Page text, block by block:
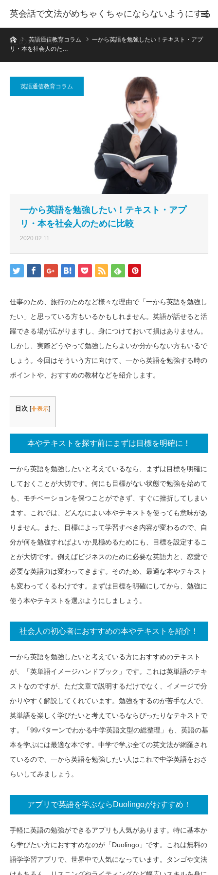
英会話で文法がめちゃくちゃにならないようにする
ためのブログ
ホーム英語通信教育コラム
一から英語を勉強したい！テキスト・アプ
リ・本を社会人のた…
英語通信教育コラム
一から英語を勉強したい！テキスト・アプ
リ・本を社会人のために比較
2020.02.11
仕事のため、旅行のためなど様々な理由で「一から英語を勉強し
たい」と思っている方もいるかもしれません。英語が話せると活
躍できる場が広がりますし、身につけておいて損はありません。
しかし、実際どうやって勉強したらよいか分からない方もいるで
しょう。今回はそういう方に向けて、一から英語を勉強する時の
ポイントや、おすすめの教材などを紹介します。
目次 [非表示]
本やテキストを探す前にまずは目標を明確に！
一から英語を勉強したいと考えているなら、まずは目標を明確に
しておくことが大切です。何にも目標がない状態で勉強を始めて
も、モチベーションを保つことができず、すぐに挫折してしまい
ます。これでは、どんなによい本やテキストを使っても意味があ
りません。また、目標によって学習すべき内容が変わるので、自
分が何を勉強すればよいか見極めるためにも、目標を設定するこ
とが大切です。例えばビジネスのために必要な英語力と、恋愛で
必要な英語力は変わってきます。そのため、最適な本やテキスト
も変わってくるわけです。まずは目標を明確にしてから、勉強に
使う本やテキストを選ぶようにしましょう。
社会人の初心者におすすめの本やテキストを紹介！
一から英語を勉強したいと考えている方におすすめのテキスト
が、「英単語イメージハンドブック」です。これは英単語のテキ
ストなのですが、ただ文章で説明するだけでなく、イメージで分
かりやすく解説してくれています。勉強をするのが苦手な人で、
英単語を楽しく学びたいと考えているならぴったりなテキストで
す。「99パターンでわかる中学英語文型の総整理」も、英語の基
本を学ぶには最適な本です。中学で学ぶ全ての英文法が網羅され
ているので、一から英語を勉強したい人はこれで中学英語をおさ
らいしてみましょう。
アプリで英語を学ぶならDuolingoがおすすめ！
手軽に英語の勉強ができるアプリも人気があります。特に基本か
ら学びたい方におすすめなのが「Duolingo」です。これは無料の
語学学習アプリで、世界中で人気になっています。タンゴや文法